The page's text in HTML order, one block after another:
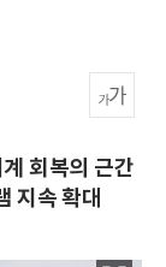
회복의 근간
지속 확대